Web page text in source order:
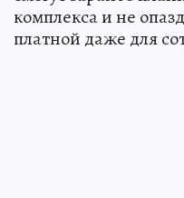
комплекса и не
платной даже для